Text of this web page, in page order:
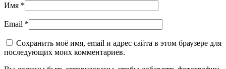
Имя *
Email *
Сохранить моё имя, email и адрес сайта в этом браузере для
последующих моих комментариев.